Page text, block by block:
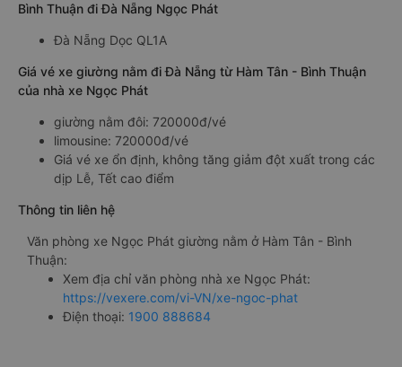
Bình Thuận đi Đà Nẵng Ngọc Phát
Đà Nẵng Dọc QL1A
Giá vé xe giường nằm đi Đà Nẵng từ Hàm Tân - Bình Thuận
của nhà xe Ngọc Phát
giường nằm đôi: 720000đ/vé
limousine: 720000đ/vé
Giá vé xe ổn định, không tăng giảm đột xuất trong các
dịp Lễ, Tết cao điểm
Thông tin liên hệ
Văn phòng xe Ngọc Phát giường nằm ở Hàm Tân - Bình
Thuận:
Xem địa chỉ văn phòng nhà xe Ngọc Phát:
https://vexere.com/vi-VN/xe-ngoc-phat
Điện thoại: 1900 888684